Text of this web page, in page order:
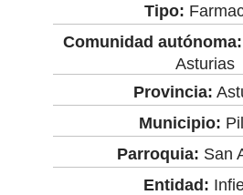
Tipo:
Comunidad autónoma:
Asturias
Provincia:
Municipio:
Parroquia: San
Entidad: